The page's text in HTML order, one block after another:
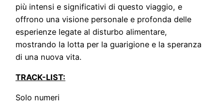
più intensi e significativi di questo viaggio, e
offrono una visione personale e profonda delle
esperienze legate al disturbo alimentare,
mostrando la lotta per la guarigione e la speranza
di una nuova vita.
TRACK-LIST:
Solo numeri